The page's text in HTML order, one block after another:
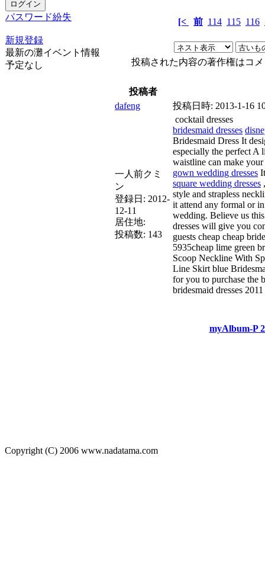
パスワード紛失
新規登録
最新の灘イベント情報
予定なし
[< 前 114 115 116
投稿された内容の著作権はコ
投稿者
dafeng
投稿日時: 2013-1-16
一人前クミ
ン
登録日: 2012-
12-11
居住地:
投稿数: 143
cocktail dresses
bridesmaid dresses
Bridesmaid Dress It
especially the perfect A
waistline can make
gown wedding dresses
square wedding dresses
style and strapless
it attend any formal or
wedding. Believe us
dresses will give you
guests cheap cheap
5935cheap lime green
Scoop Neckline With
Line Skirt blue
for you to purchase the
bridesmaid dresses
myAlbum-P
Copyright (C) 2006 www.nadatama.com